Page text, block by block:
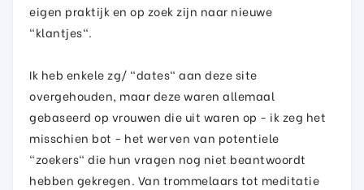
eigen praktijk en op zoek zijn naar nieuwe
"klantjes".
Ik heb enkele zg/ "dates" aan deze site
overgehouden, maar deze waren allemaal
gebaseerd op vrouwen die uit waren op - ik zeg het
misschien bot - het werven van potentiele
"zoekers" die hun vragen nog niet beantwoordt
hebben gekregen. Van trommelaars tot meditatie